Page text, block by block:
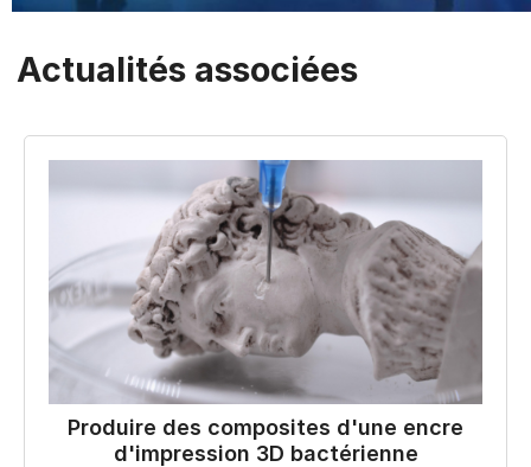
Actualités associées
Produire des composites d'une encre
d'impression 3D bactérienne